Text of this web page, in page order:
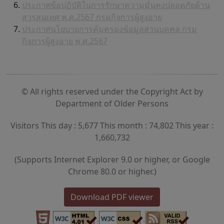
ประกาศข้อปฏิบัติในการรักษาความมั่นคงปลอดภัยด้าน
สารสนเทศ พ.ศ.2567 กรมกิจการผู้สูงอายุ
ประกาศนโยบายการคุ้มครองข้อมูลส่วนบุคคล กรม
กิจการผู้สูงอายุ พ.ศ.2567
© All rights reserved under the Copyright Act by
Department of Older Persons
Visitors This day : 5,677 This month : 74,802 This year :
1,660,732
(Supports Internet Explorer 9.0 or higher, or Google
Chrome 80.0 or higher.)
Download PDF viewer